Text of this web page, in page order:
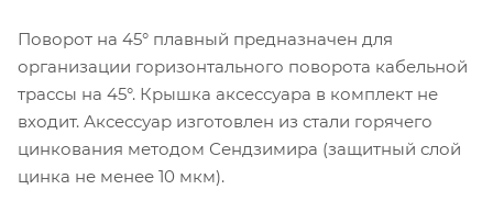
Поворот на 45° плавный предназначен для
организации горизонтального поворота кабельной
трассы на 45°. Крышка аксессуара в комплект не
входит. Аксессуар изготовлен из стали горячего
цинкования методом Сендзимира (защитный слой
цинка не менее 10 мкм).